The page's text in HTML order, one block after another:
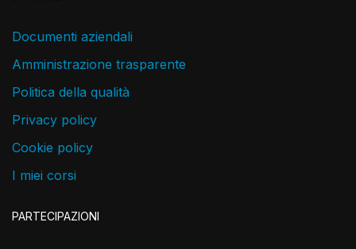
Documenti aziendali
Amministrazione trasparente
Politica della qualità
Privacy policy
Cookie policy
I miei corsi
PARTECIPAZIONI